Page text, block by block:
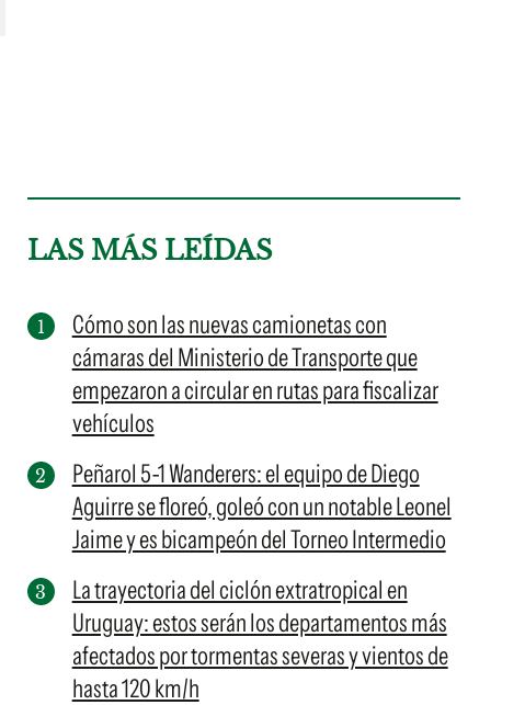
LAS MÁS LEÍDAS
Cómo son las nuevas camionetas con
cámaras del Ministerio de Transporte que
empezaron a circular en rutas para fiscalizar
vehículos
Peñarol 5-1 Wanderers: el equipo de Diego
Aguirre se floreó, goleó con un notable Leonel
Jaime y es bicampeón del Torneo Intermedio
La trayectoria del ciclón extratropical en
Uruguay: estos serán los departamentos más
afectados por tormentas severas y vientos de
hasta 120 km/h